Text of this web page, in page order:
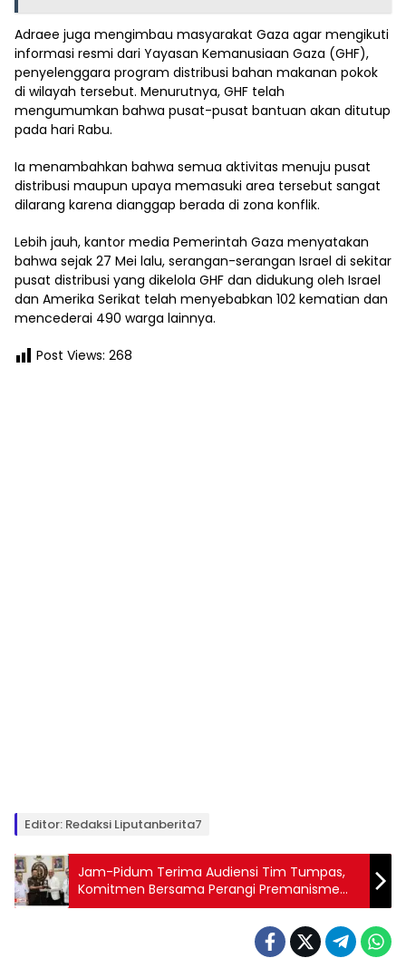
Adraee juga mengimbau masyarakat Gaza agar mengikuti
informasi resmi dari Yayasan Kemanusiaan Gaza (GHF),
penyelenggara program distribusi bahan makanan pokok
di wilayah tersebut. Menurutnya, GHF telah
mengumumkan bahwa pusat-pusat bantuan akan ditutup
pada hari Rabu.
Ia menambahkan bahwa semua aktivitas menuju pusat
distribusi maupun upaya memasuki area tersebut sangat
dilarang karena dianggap berada di zona konflik.
Lebih jauh, kantor media Pemerintah Gaza menyatakan
bahwa sejak 27 Mei lalu, serangan-serangan Israel di sekitar
pusat distribusi yang dikelola GHF dan didukung oleh Israel
dan Amerika Serikat telah menyebabkan 102 kematian dan
mencederai 490 warga lainnya.
Post Views: 268
Editor: Redaksi Liputanberita7
Jam-Pidum Terima Audiensi Tim Tumpas,
Komitmen Bersama Perangi Premanisme
Berkedok Organisasi Massa